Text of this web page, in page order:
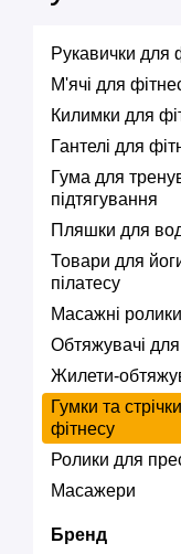
Рукавички для
М'ячі для
Килимки для
Гантелі для
Гума для
підтягування
Пляшки для
Товари для
пілатесу
Масажні ролики
Обтяжувачі для
Жилети-
Гумки та
фітнесу
Ролики для
Масажери
Бренд